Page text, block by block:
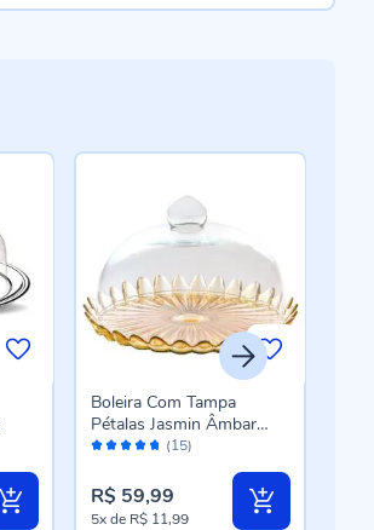
Avaliação: (15)
Boleira Com Tampa
Pétalas Jasmin Âmbar
Vitazza 24Cm - Vidro
R$ 59,99
5xde R$ 11,99